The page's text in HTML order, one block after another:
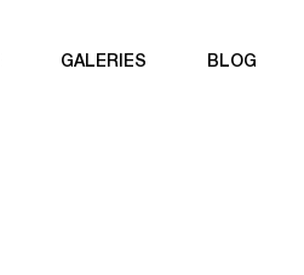
GALERIES BLOG